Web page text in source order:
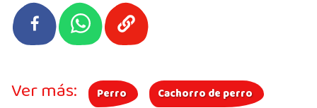
Ver más: Perro
Cachorro de perro